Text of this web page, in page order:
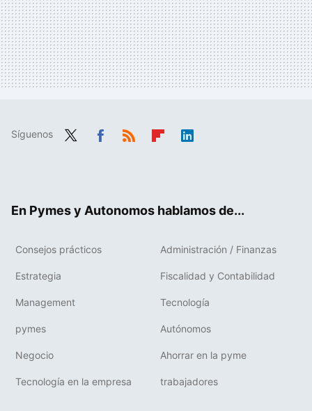
Síguenos
En Pymes y Autonomos hablamos de...
Consejos prácticos Administración / Finanzas
Estrategia Fiscalidad y Contabilidad
Management Tecnología
pymes Autónomos
Negocio Ahorrar en la pyme
Tecnología en la empresa trabajadores